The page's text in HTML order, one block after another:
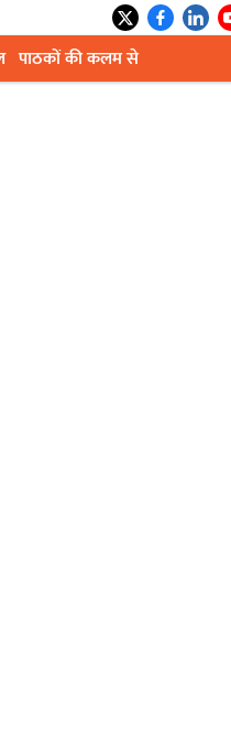
पाठकों की कलम से